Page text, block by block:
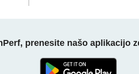
prenesite našo aplikacijo